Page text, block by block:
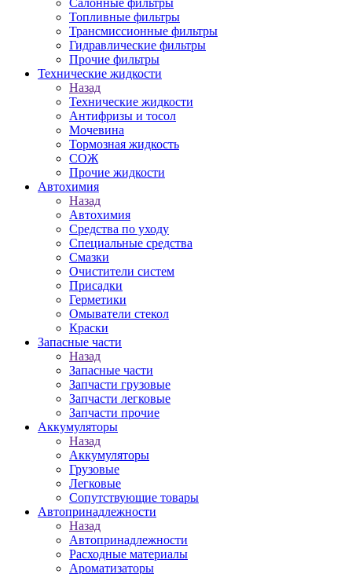
Топливные фильтры
Трансмиссионные фильтры
Гидравлические фильтры
Прочие фильтры
Технические жидкости
Назад
Технические жидкости
Антифризы и тосол
Мочевина
Тормозная жидкость
СОЖ
Прочие жидкости
Автохимия
Назад
Автохимия
Средства по уходу
Специальные средства
Смазки
Очистители систем
Присадки
Герметики
Омыватели стекол
Краски
Запасные части
Назад
Запасные части
Запчасти грузовые
Запчасти легковые
Запчасти прочие
Аккумуляторы
Назад
Аккумуляторы
Грузовые
Легковые
Сопутствующие товары
Автопринадлежности
Назад
Автопринадлежности
Расходные материалы
Ароматизаторы